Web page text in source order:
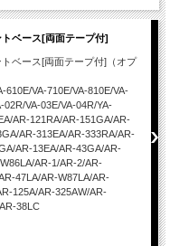
ベース[両面テープ付]
ベース[両面テープ付]（オプ
610E/VA-710E/VA-810E/VA-
02R/VA-03E/VA-04R/YA-
AR-121RA/AR-151GA/AR-
AR-313EA/AR-333RA/AR-
AR-13EA/AR-43GA/AR-
AR-1/AR-2/AR-
47LA/AR-W87LA/AR-
125A/AR-325AW/AR-
38LC